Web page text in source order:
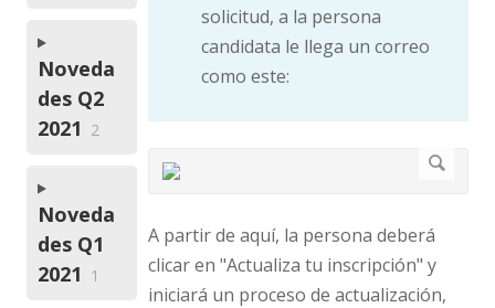
solicitud, a la persona
candidata le llega un correo
como este:
A partir de aquí, la persona deberá
clicar en "Actualiza tu inscripción" y
iniciará un proceso de actualización,
Noveda
des Q2
2021 2
Noveda
des Q1
2021 1